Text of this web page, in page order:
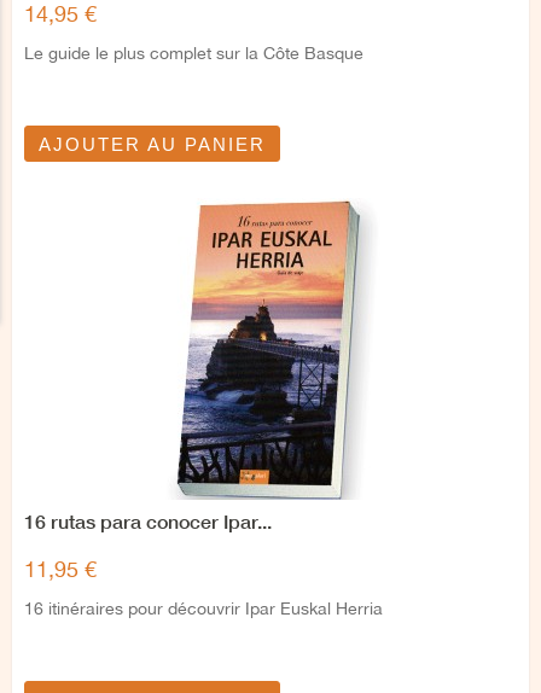
14,95 €
Le guide le plus complet sur la Côte Basque
AJOUTER AU PANIER
16 rutas para conocer Ipar...
11,95 €
16 itinéraires pour découvrir Ipar Euskal Herria